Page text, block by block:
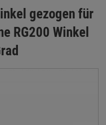
gezogen für
RG200 Winkel